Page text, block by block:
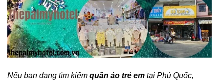
Nếu bạn đang tìm kiếm quần áo trẻ em tại Phú Quốc,